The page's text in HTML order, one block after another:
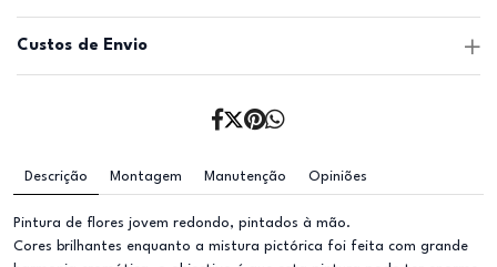
Custos de Envio
Descrição Montagem Manutenção Opiniões
Pintura de flores jovem redondo, pintados à mão.
Cores brilhantes enquanto a mistura pictórica foi feita com grande